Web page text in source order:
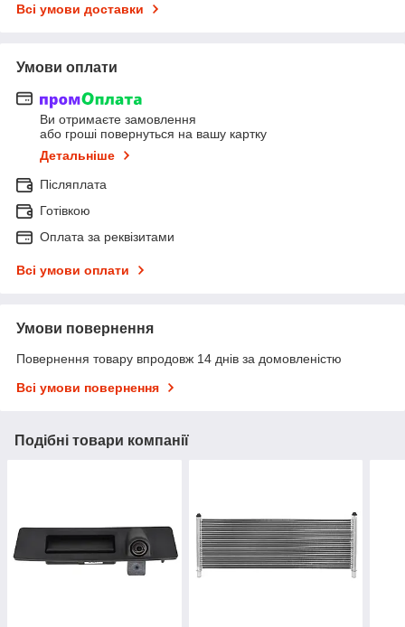
Всі умови доставки
Умови оплати
Ви отримаєте замовлення
або гроші повернуться на вашу картку
Детальніше
Післяплата
Готівкою
Оплата за реквізитами
Всі умови оплати
Умови повернення
Повернення товару впродовж 14 днів за домовленістю
Всі умови повернення
Подібні товари компанії